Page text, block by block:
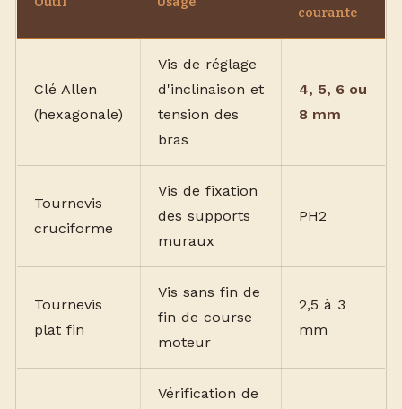
courante
Clé Allen
(hexagonale)
Vis de réglage
d'inclinaison et
tension des
bras
4, 5, 6 ou
8 mm
Tournevis
cruciforme
Vis de fixation
des supports
muraux
PH2
Tournevis
plat fin
Vis sans fin de
fin de course
moteur
2,5 à 3
mm
Vérification de